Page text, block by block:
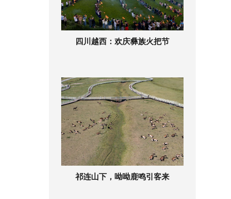
四川越西：欢庆彝族火把节
祁连山下，呦呦鹿鸣引客来